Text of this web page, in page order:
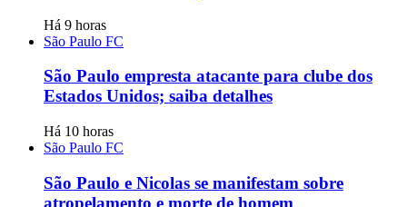
Há 9 horas
São Paulo FC
São Paulo empresta atacante para clube dos
Estados Unidos; saiba detalhes
Há 10 horas
São Paulo FC
São Paulo e Nicolas se manifestam sobre
atropelamento e morte de homem